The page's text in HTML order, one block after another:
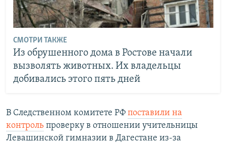
СМОТРИ ТАКЖЕ
Из обрушенного дома в Ростове начали
вызволять животных. Их владельцы
добивались этого пять дней
В Следственном комитете РФ поставили на
контроль проверку в отношении учительницы
Левашинской гимназии в Дагестане из-за